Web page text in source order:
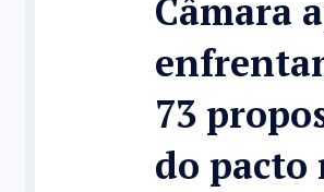
Câmara
73
do pacto